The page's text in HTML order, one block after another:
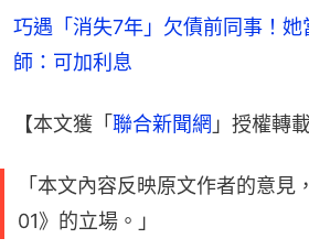
巧遇「消失7年」欠債前同事！
師：可加利息
【本文獲「聯合新聞網 」授權轉載
「本文內容反映原文作者的意見
01》的立場。」